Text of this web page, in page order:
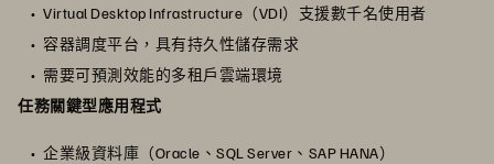
Virtual Desktop Infrastructure（VDI）支援數千名使用者
容器調度平台，具有持久性儲存需求
需要可預測效能的多租戶雲端環境
任務關鍵型應用程式
企業級資料庫（Oracle、SQL Server、SAP HANA）